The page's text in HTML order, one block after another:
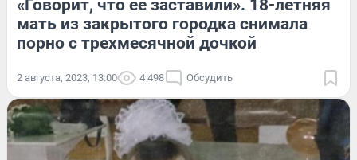
«Говорит, что ее заставили». 18-летняя
мать из закрытого городка снимала
порно с трехмесячной дочкой
2 августа, 2023, 13:00 4 498 Обсудить